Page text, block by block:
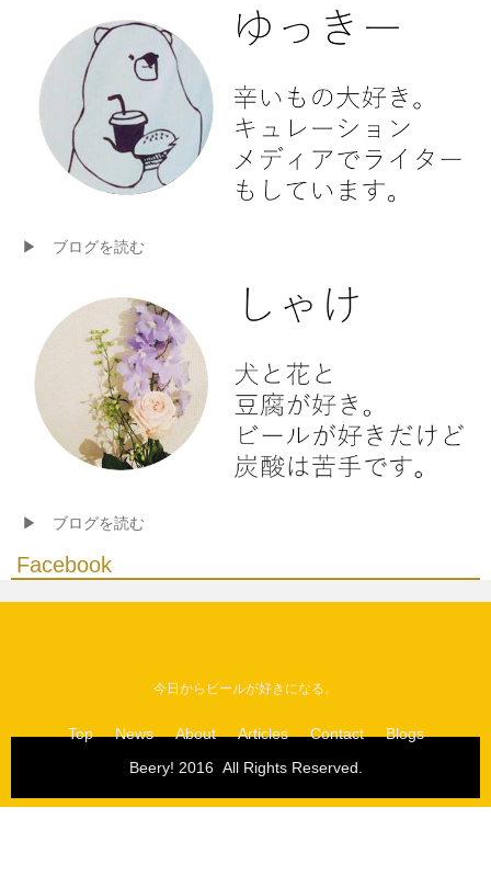
▶ ブログを読む
▶ ブログを読む
Facebook
今日からビールが好きになる。
Top News About Articles Contact
Blogs
Beery! 2016  All Rights Reserved.